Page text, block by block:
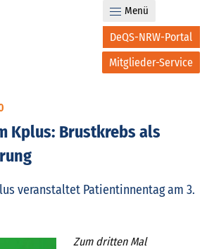
DeQS-NRW-Portal
Mitglieder-Service
Menü
Kplus: Brustkrebs als
veranstaltet Patientinnentag am 3.
Zum dritten Mal